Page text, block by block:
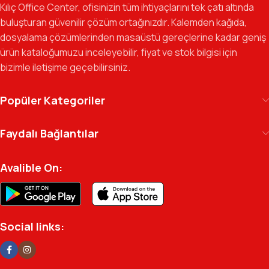
güvenilir bir yol arkadaşı olmayı hedefliyoruz.
Gelecek Vizyonu:Kurumsal kimliğimizi yeni iş birlikleri ve global
markalarla güçlendirerek, Türkiye genelinde müşteri ağımızı her
geçen gün büyütmeye devam ediyoruz.
Kılıç Office Center
arşivinizdeki dosyaya kadar her detayda yanınızda.
Ofisinizin enerjisini ve verimliliğini artırmak için
profesyonel kadromuzla hizmetinizdeyiz.
Kılıç Office Center, ofisinizin tüm ihtiyaçlarını tek çatı altında
buluşturan güvenilir çözüm ortağınızdır. Kalemden kağıda,
dosyalama çözümlerinden masaüstü gereçlerine kadar geniş
ürün kataloğumuzu inceleyebilir, fiyat ve stok bilgisi için
bizimle iletişime geçebilirsiniz.
Popüler Kategoriler
Faydalı Bağlantılar
Avalible On:
Social links: